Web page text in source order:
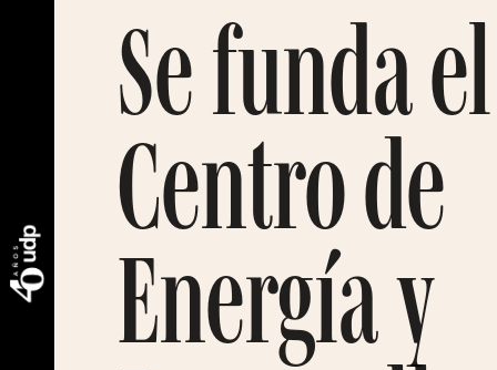
Se funda el
Centro de
Energía y